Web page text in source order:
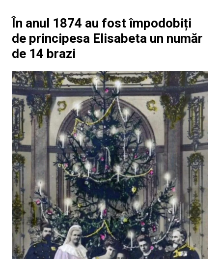
În anul 1874 au fost împodobiți
de principesa Elisabeta un număr
de 14 brazi